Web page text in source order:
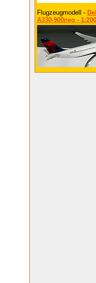
Flugzeugmodell -
A330-900neo - 1:200